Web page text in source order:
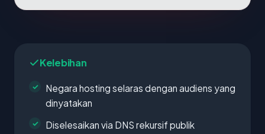
Kelebihan
Negara hosting selaras dengan audiens yang
dinyatakan
Diselesaikan via DNS rekursif publik